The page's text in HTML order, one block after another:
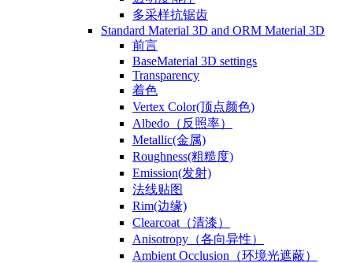
多采样抗锯齿
Standard Material 3D and ORM Material 3D
前言
BaseMaterial 3D settings
Transparency
着色
Vertex Color(顶点颜色)
Albedo（反照率）
Metallic(金属)
Roughness(粗糙度)
Emission(发射)
法线贴图
Rim(边缘)
Clearcoat（清漆）
Anisotropy（各向异性）
Ambient Occlusion（环境光遮蔽）